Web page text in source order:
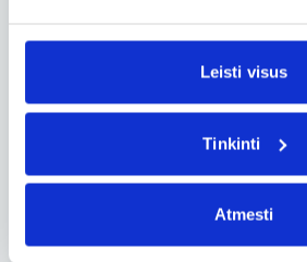
Leisti visus
Tinkinti
Atmesti
Kadaise sauna tebuvo
griovys, kuriame buvo
Ilgainiui žemines saunas
renčiamos trobelės, tapusios